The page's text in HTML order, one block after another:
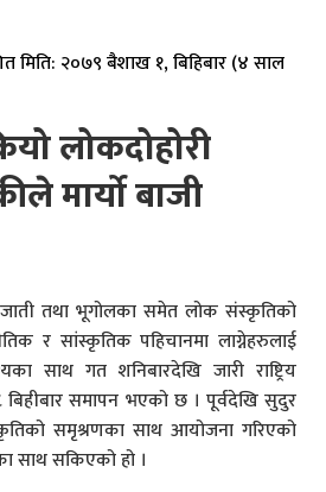
मिति: २०७९ बैशाख १, बिहिबार (४ साल
लोकदोहोरी
मार्यो बाजी
तथा भूगोलका समेत लोक संस्कृतिको
र सांस्कृतिक पहिचानमा लाग्नेहरुलाई
साथ गत शनिबारदेखि जारी राष्ट्रिय
बिहीबार समापन भएको छ । पूर्वदेखि सुदुर
समृश्रणका साथ आयोजना गरिएको
साथ सकिएको हो ।